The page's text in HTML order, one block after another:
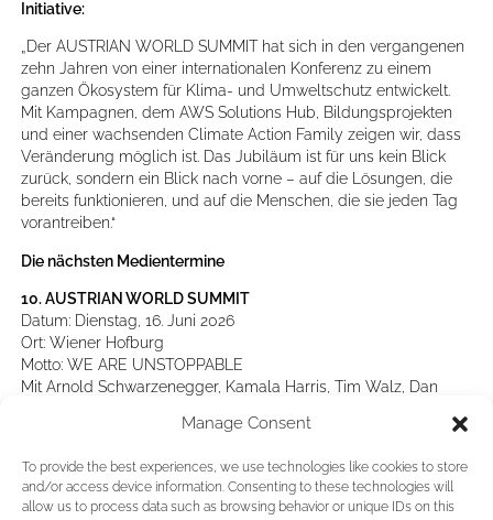
Manage Consent
To provide the best experiences, we use technologies like cookies to store
and/or access device information. Consenting to these technologies will
allow us to process data such as browsing behavior or unique IDs on this
Initiative:
„Der AUSTRIAN WORLD SUMMIT hat sich in den vergangenen
zehn Jahren von einer internationalen Konferenz zu einem
ganzen Ökosystem für Klima- und Umweltschutz entwickelt.
Mit Kampagnen, dem AWS Solutions Hub, Bildungsprojekten
und einer wachsenden Climate Action Family zeigen wir, dass
Veränderung möglich ist. Das Jubiläum ist für uns kein Blick
zurück, sondern ein Blick nach vorne – auf die Lösungen, die
bereits funktionieren, und auf die Menschen, die sie jeden Tag
vorantreiben.“
Die nächsten Medientermine
10. AUSTRIAN WORLD SUMMIT
Datum: Dienstag, 16. Juni 2026
Ort: Wiener Hofburg
Motto: WE ARE UNSTOPPABLE
Mit Arnold Schwarzenegger, Kamala Harris, Tim Walz, Dan
AWS Solutions Hub Day
Datum: Mittwoch, 17. Juni 2026